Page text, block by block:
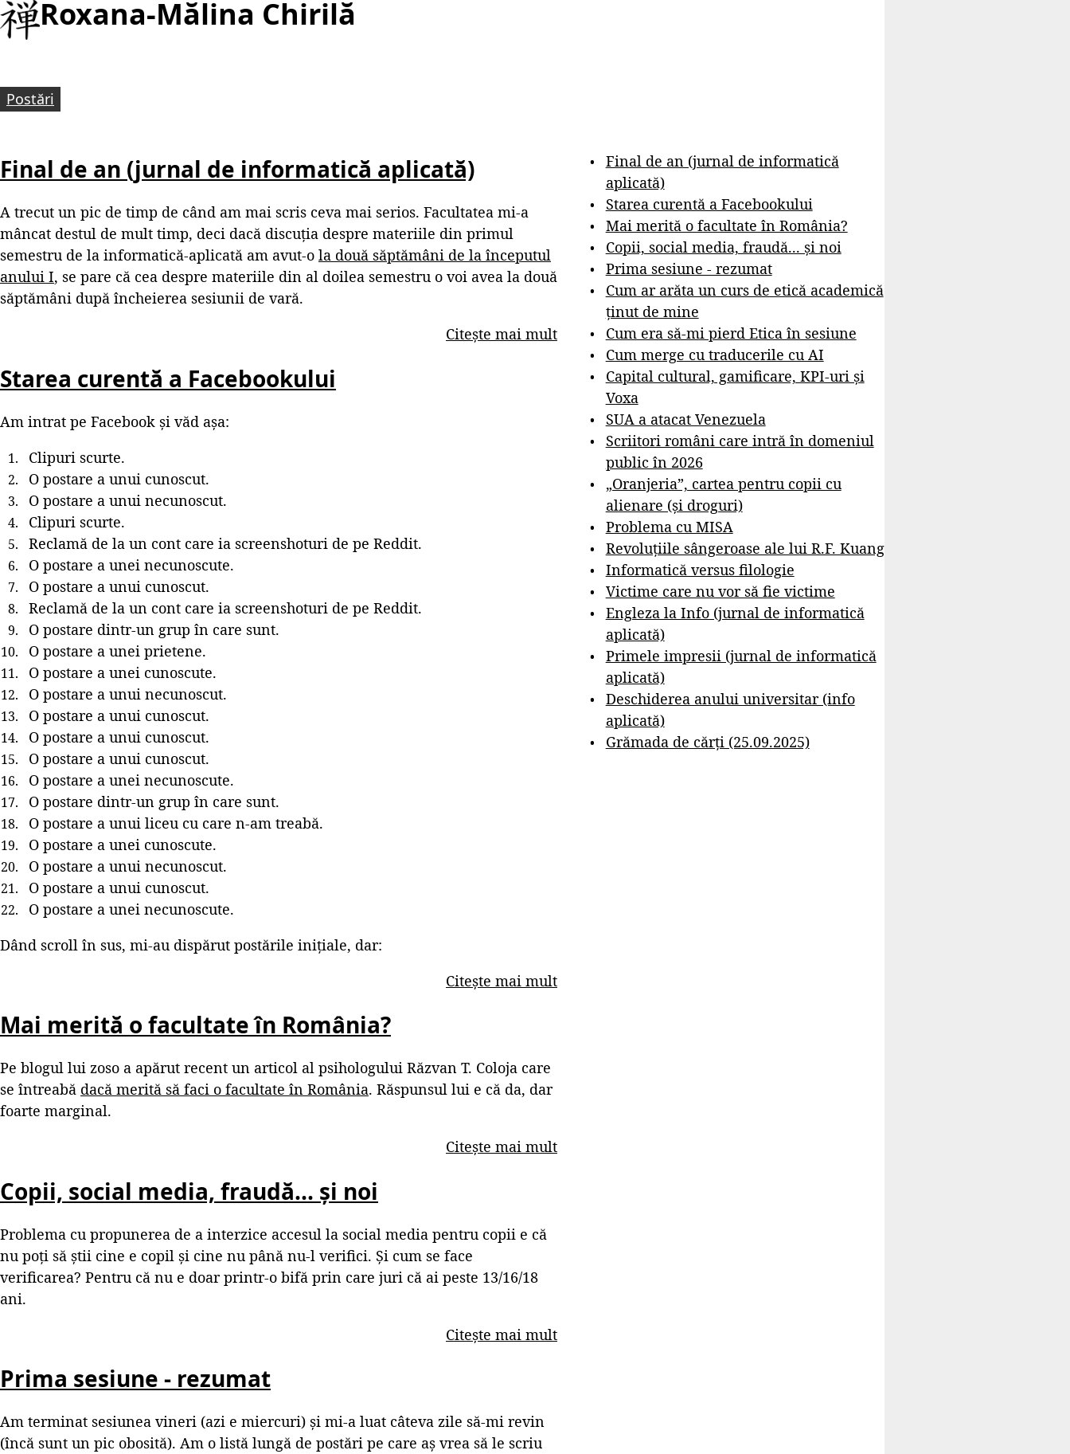
Roxana-Mălina Chirilă
Postări
Final de an (jurnal de informatică aplicată)
A trecut un pic de timp de când am mai scris ceva mai serios. Facultatea mi-a
mâncat destul de mult timp, deci dacă discuția despre materiile din primul
semestru de la informatică-aplicată am avut-o la două săptămâni de la începutul
anului I, se pare că cea despre materiile din al doilea semestru o voi avea la două
săptămâni după încheierea sesiunii de vară.
Citește mai mult
Starea curentă a Facebookului
Am intrat pe Facebook și văd așa:
Clipuri scurte.
O postare a unui cunoscut.
O postare a unui necunoscut.
Clipuri scurte.
Reclamă de la un cont care ia screenshoturi de pe Reddit.
O postare a unei necunoscute.
O postare a unui cunoscut.
Reclamă de la un cont care ia screenshoturi de pe Reddit.
O postare dintr-un grup în care sunt.
O postare a unei prietene.
O postare a unei cunoscute.
O postare a unui necunoscut.
O postare a unui cunoscut.
O postare a unui cunoscut.
O postare a unui cunoscut.
O postare a unei necunoscute.
O postare dintr-un grup în care sunt.
O postare a unui liceu cu care n-am treabă.
O postare a unei cunoscute.
O postare a unui necunoscut.
O postare a unui cunoscut.
O postare a unei necunoscute.
Dând scroll în sus, mi-au dispărut postările inițiale, dar:
Citește mai mult
Mai merită o facultate în România?
Pe blogul lui zoso a apărut recent un articol al psihologului Răzvan T. Coloja care
se întreabă dacă merită să faci o facultate în România. Răspunsul lui e că da, dar
foarte marginal.
Citește mai mult
Copii, social media, fraudă... și noi
Problema cu propunerea de a interzice accesul la social media pentru copii e că
nu poți să știi cine e copil și cine nu până nu-l verifici. Și cum se face
verificarea? Pentru că nu e doar printr-o bifă prin care juri că ai peste 13/16/18
ani.
Citește mai mult
Prima sesiune - rezumat
Am terminat sesiunea vineri (azi e miercuri) și mi-a luat câteva zile să-mi revin
(încă sunt un pic obosită). Am o listă lungă de postări pe care aș vrea să le scriu
Final de an (jurnal de informatică
aplicată)
Starea curentă a Facebookului
Mai merită o facultate în România?
Copii, social media, fraudă... și noi
Prima sesiune - rezumat
Cum ar arăta un curs de etică academică
ținut de mine
Cum era să-mi pierd Etica în sesiune
Cum merge cu traducerile cu AI
Capital cultural, gamificare, KPI-uri și
Voxa
SUA a atacat Venezuela
Scriitori români care intră în domeniul
public în 2026
„Oranjeria”, cartea pentru copii cu
alienare (și droguri)
Problema cu MISA
Revoluțiile sângeroase ale lui R.F. Kuang
Informatică versus filologie
Victime care nu vor să fie victime
Engleza la Info (jurnal de informatică
aplicată)
Primele impresii (jurnal de informatică
aplicată)
Deschiderea anului universitar (info
aplicată)
Grămada de cărți (25.09.2025)